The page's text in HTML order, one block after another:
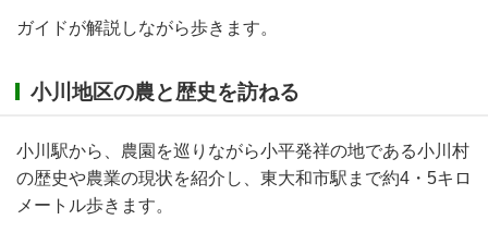
ガイドが解説しながら歩きます。
小川地区の農と歴史を訪ねる
小川駅から、農園を巡りながら小平発祥の地である小川村
の歴史や農業の現状を紹介し、東大和市駅まで約4・5キロ
メートル歩きます。